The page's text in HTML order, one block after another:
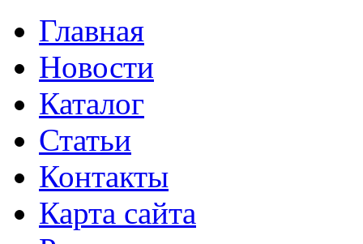
Главная
Новости
Каталог
Статьи
Контакты
Карта сайта